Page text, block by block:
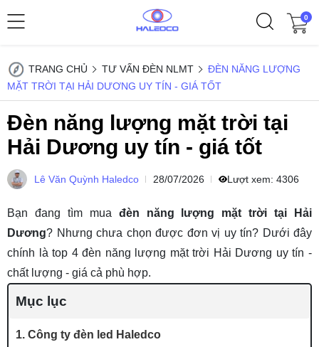
0
TRANG CHỦ TƯ VẤN ĐÈN NLMT
ĐÈN NĂNG LƯỢNG
MẶT TRỜI TẠI HẢI DƯƠNG UY TÍN - GIÁ TỐT
Đèn năng lượng mặt trời tại
Hải Dương uy tín - giá tốt
Lê Văn Quỳnh Haledco 28/07/2026 Lượt xem: 4306
Bạn đang tìm mua đèn năng lượng mặt trời tại Hải
Dương? Nhưng chưa chọn được đơn vị uy tín? Dưới đây
chính là top 4 đèn năng lượng mặt trời Hải Dương uy tín -
chất lượng - giá cả phù hợp.
Mục lục
1. Công ty đèn led Haledco